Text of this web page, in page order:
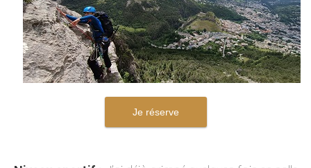
Je réserve